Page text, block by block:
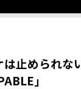
は止められな
」